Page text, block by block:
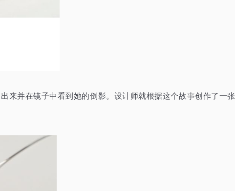
来并在镜子中看到她的倒影。设计师就根据这个故事创作了一